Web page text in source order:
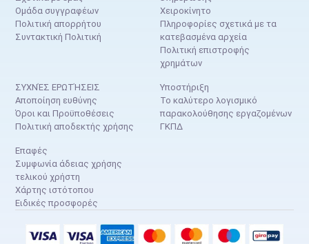
Ομάδα συγγραφέων
Πολιτική απορρήτου
Συντακτική Πολιτική
Χειροκίνητο
Πληροφορίες σχετικά με τα
κατεβασμένα αρχεία
Πολιτική επιστροφής
χρημάτων
ΣΥΧΝΈΣ ΕΡΩΤΉΣΕΙΣ
Αποποίηση ευθύνης
Όροι και Προϋποθέσεις
Πολιτική αποδεκτής χρήσης
Υποστήριξη
Το καλύτερο λογισμικό
παρακολούθησης εργαζομένων
ΓΚΠΔ
Επαφές
Συμφωνία άδειας χρήσης
τελικού χρήστη
Χάρτης ιστότοπου
Ειδικές προσφορές